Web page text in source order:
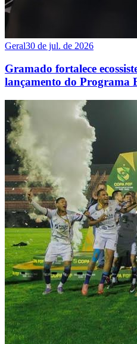
Geral30 de jul. de 2026
Gramado fortalece
lançamento do Programa